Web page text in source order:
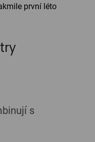
první léto